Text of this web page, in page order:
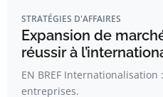
STRATÉGIES D'AFFAIRES
Expansion de
réussir à
EN BREF
entreprises.